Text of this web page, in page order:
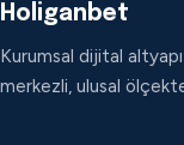
Holiganbet
Kurumsal dijital
merkezli, ulusal